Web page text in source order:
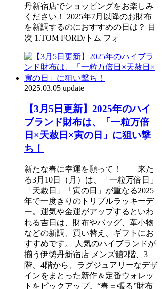
丹新宿店でショッピングをお楽しみ
ください！ 2025年7月以降のお財布
を新調するのにおすすめの日は？ 目
次 1.TOM FORD/トム フォ
2025.03.05 update
【3月5日更新】2025年のハイ
ブランド財布は、「一粒万倍
日×天赦日×寅の日」に狙い撃
ち！
新たな春に幸運を願って！――来た
る3月10日（月）は、「一粒万倍日」
「天赦日」「寅の日」が重なる2025
年で一度きりのトリプルラッキーデ
ー。運気や金運がアップするといわ
れる吉日は、財布やバッグ、革小物
などの新調、買い替え、ギフトにお
すすめです。 人気のハイブランドが
揃う伊勢丹新宿店 メンズ館2階、3
階、4階から、ラグジュアリーなデザ
インをまとった新作＆定番ウォレッ
トをピックアップ。“春＝張る”財布